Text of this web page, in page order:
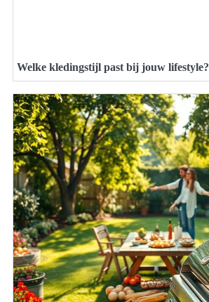
Welke kledingstijl past bij jouw lifestyle?